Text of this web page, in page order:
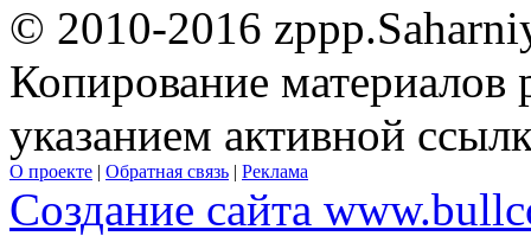
© 2010-2016
Копирование материалов
указанием активной
О проекте | Обратная связь | Реклама
Создание сайта